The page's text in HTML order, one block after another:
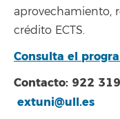
aprovechamiento,
crédito ECTS.
Consulta el
Contacto: 922
extuni@ull.es